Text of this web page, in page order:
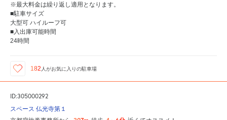
※最大料金は繰り返し適用となります。
■駐車サイズ
大型可 ハイルーフ可
■入出庫可能時間
24時間
182 人がお気に入りの駐車場
ID:305000292
スペース 仏光寺第１